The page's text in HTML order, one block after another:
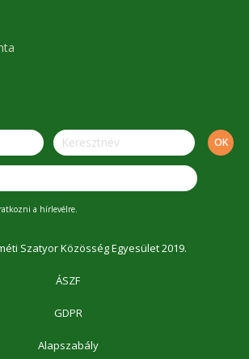
a hírlevélre.
Szatyor Közösség Egyesület 2019.
ÁSZF
GDPR
Alapszabály